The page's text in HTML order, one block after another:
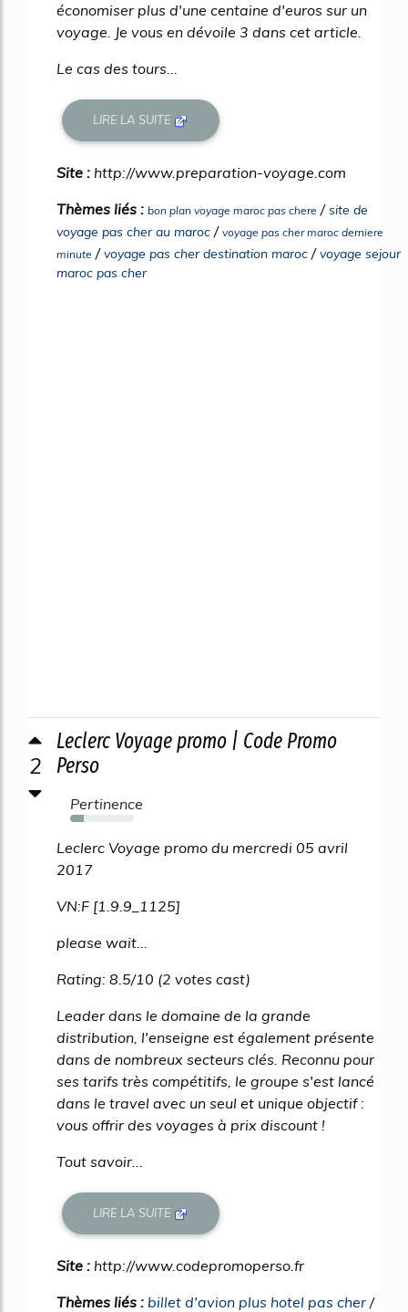
économiser plus d'une centaine d'euros sur un
voyage. Je vous en dévoile 3 dans cet article.
Le cas des tours...
LIRE LA SUITE
Site : http://www.preparation-voyage.com
Thèmes liés : bon plan voyage maroc pas chere /site de
voyage pas cher au maroc / voyage pas cher maroc derniere
minute /voyage pas cher destination maroc /voyage sejour
maroc pas cher
2
Leclerc Voyage promo | Code Promo
Perso
Pertinence
22%
Leclerc Voyage promo du mercredi 05 avril
2017
VN:F [1.9.9_1125]
please wait...
Rating: 8.5/10 (2 votes cast)
Leader dans le domaine de la grande
distribution, l'enseigne est également présente
dans de nombreux secteurs clés. Reconnu pour
ses tarifs très compétitifs, le groupe s'est lancé
dans le travel avec un seul et unique objectif :
vous offrir des voyages à prix discount !
Tout savoir...
LIRE LA SUITE
Site : http://www.codepromoperso.fr
Thèmes liés : billet d'avion plus hotel pas cher /